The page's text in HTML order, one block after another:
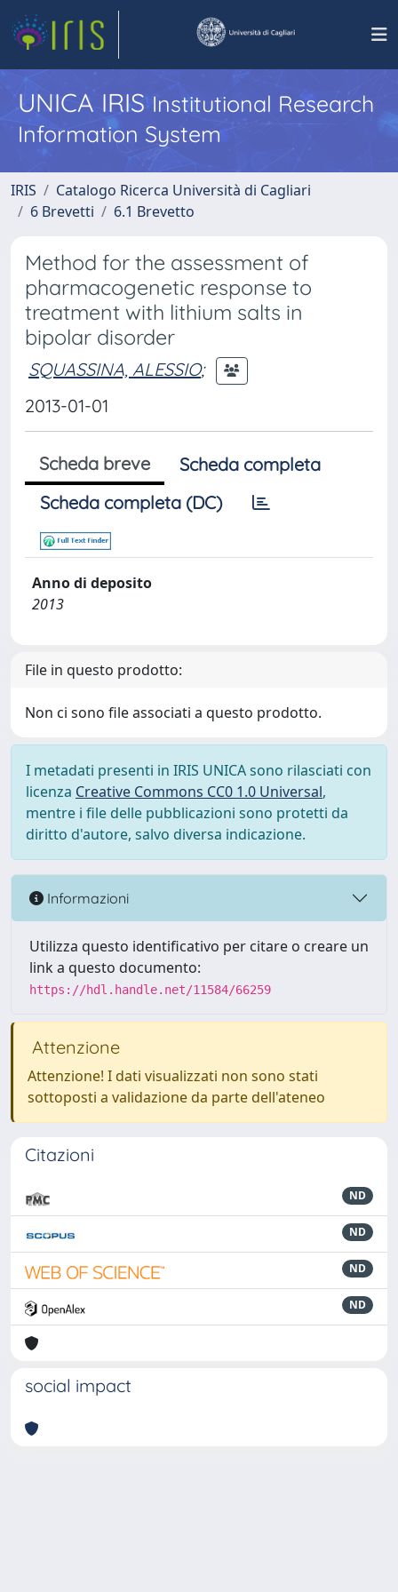
UNICA IRISInstitutional Research
Information System
IRIS
Catalogo Ricerca Università di Cagliari
6 Brevetti
6.1 Brevetto
Method for the assessment of
pharmacogenetic response to
treatment with lithium salts in
bipolar disorder
SQUASSINA, ALESSIO;
2013-01-01
Scheda breve
Scheda completa
Scheda completa (DC)
Anno di deposito
2013
File in questo prodotto:
Non ci sono file associati a questo prodotto.
I metadati presenti in IRIS UNICA sono rilasciati con
licenza Creative Commons CC0 1.0 Universal,
mentre i file delle pubblicazioni sono protetti da
diritto d'autore, salvo diversa indicazione.
Informazioni
Utilizza questo identificativo per citare o creare un
link a questo documento:
https://hdl.handle.net/11584/66259
Attenzione
Attenzione! I dati visualizzati non sono stati
sottoposti a validazione da parte dell'ateneo
Citazioni
ND
ND
ND
ND
social impact